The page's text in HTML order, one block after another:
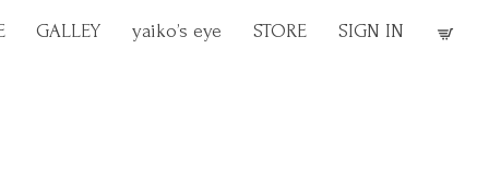
GALLEY yaiko’s eye STORE SIGN IN